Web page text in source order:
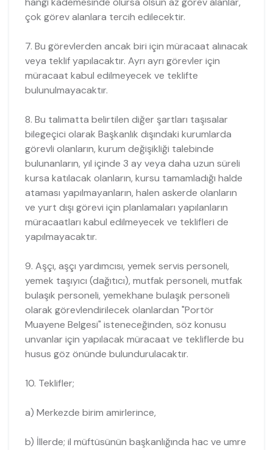
çok görev alanlara tercih edilecektir.
7. Bu görevlerden ancak biri için müracaat alınacak
veya teklif yapılacaktır. Ayrı ayrı görevler için
müracaat kabul edilmeyecek ve teklifte
bulunulmayacaktır.
8. Bu talimatta belirtilen diğer şartları taşısalar
bilegeçici olarak Başkanlık dışındaki kurumlarda
görevli olanların, kurum değişikliği talebinde
bulunanların, yıl içinde 3 ay veya daha uzun süreli
kursa katılacak olanların, kursu tamamladığı halde
ataması yapılmayanların, halen askerde olanların
ve yurt dışı görevi için planlamaları yapılanların
müracaatları kabul edilmeyecek ve teklifleri de
yapılmayacaktır.
9. Aşçı, aşçı yardımcısı, yemek servis personeli,
yemek taşıyıcı (dağıtıcı), mutfak personeli, mutfak
bulaşık personeli, yemekhane bulaşık personeli
olarak görevlendirilecek olanlardan "Portör
Muayene Belgesi" isteneceğinden, söz konusu
unvanlar için yapılacak müracaat ve tekliflerde bu
husus göz önünde bulundurulacaktır.
10. Teklifler;
a) Merkezde birim amirlerince,
b) İllerde; il müftüsünün başkanlığında hac ve umre